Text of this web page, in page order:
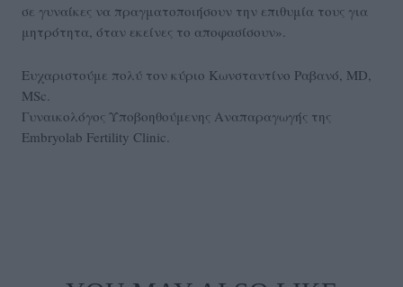
σε γυναίκες να πραγματοποιήσουν την επιθυμία τους για
μητρότητα, όταν εκείνες το αποφασίσουν».
Ευχαριστούμε πολύ τον κύριο Κωνσταντίνο Ραβανό, MD,
MSc.
Γυναικολόγος Υποβοηθούμενης Αναπαραγωγής της
Embryolab Fertility Clinic.